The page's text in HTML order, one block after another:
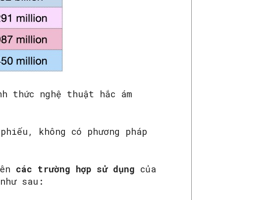
thức nghệ thuật hắc ám
không có phương pháp
các trường hợp sử dụng của
sau: